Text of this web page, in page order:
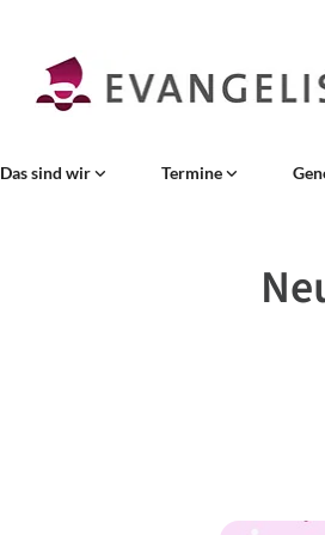
Das sind wir Termine